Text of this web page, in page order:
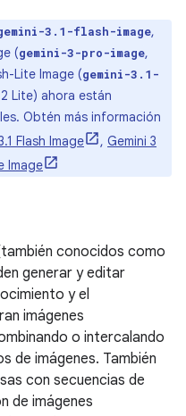
3.1-flash-image,
(gemini-3-pro-image,
Lite Image (gemini-3.1-
Lite) ahora están
Obtén más información
Flash Image , Gemini 3
Image
conocidos como
generar y editar
y el
imágenes
o intercalando
de imágenes. También
con secuencias de
de imágenes